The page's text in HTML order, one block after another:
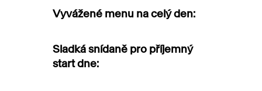
Vyvážené menu na celý den:
Sladká snídaně pro příjemný
start dne: